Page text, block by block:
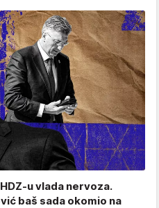
u vlada nervoza.
baš sada okomio na